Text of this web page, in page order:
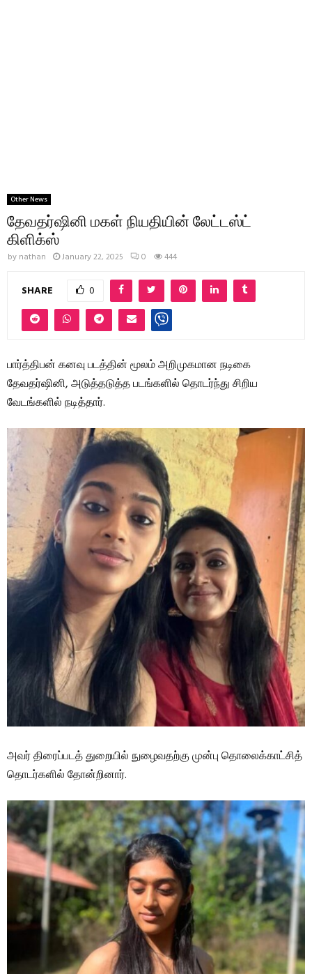
Other News
தேவதர்ஷினி மகள் நியதியின் லேட்டஸ்ட்
கிளிக்ஸ்
by nathan January 22, 2025 0 444
SHARE 0
பார்த்திபன் கனவு படத்தின் மூலம் அறிமுகமான நடிகை
தேவதர்ஷினி, அடுத்தடுத்த படங்களில் தொடர்ந்து சிறிய
வேடங்களில் நடித்தார்.
அவர் திரைப்படத் துறையில் நுழைவதற்கு முன்பு தொலைக்காட்சித்
தொடர்களில் தோன்றினார்.